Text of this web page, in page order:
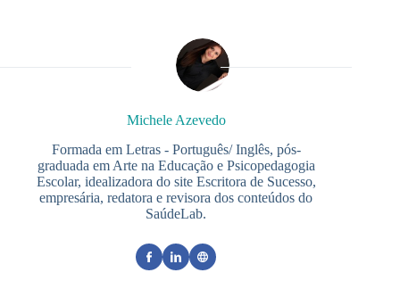
Michele Azevedo
Formada em Letras - Português/ Inglês, pós-
graduada em Arte na Educação e Psicopedagogia
Escolar, idealizadora do site Escritora de Sucesso,
empresária, redatora e revisora dos conteúdos do
SaúdeLab.